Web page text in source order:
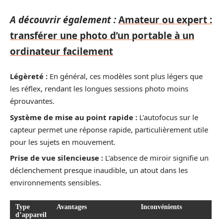
A découvrir également :Amateur ou expert :
transférer une photo d’un portable à un
ordinateur facilement
Légèreté : En général, ces modèles sont plus légers que
les réflex, rendant les longues sessions photo moins
éprouvantes.
Système de mise au point rapide : L’autofocus sur le
capteur permet une réponse rapide, particulièrement utile
pour les sujets en mouvement.
Prise de vue silencieuse : L’absence de miroir signifie un
déclenchement presque inaudible, un atout dans les
environnements sensibles.
Type
d’appareil
Avantages Inconvénients